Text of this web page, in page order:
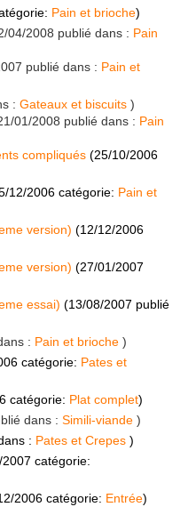
Pain et brioche)
04/2008 publié dans : Pain
publié dans : Pain et
: Gateaux et biscuits )
01/2008 publié dans : Pain
compliqués (25/10/2006
12/2006 catégorie: Pain et
version) (12/12/2006
version) (27/01/2007
essai) (13/08/2007 publié
: Pain et brioche )
catégorie: Pates et
catégorie: Plat complet)
dans : Simili-viande )
: Pates et Crepes )
2007 catégorie:
2006 catégorie: Entrée)